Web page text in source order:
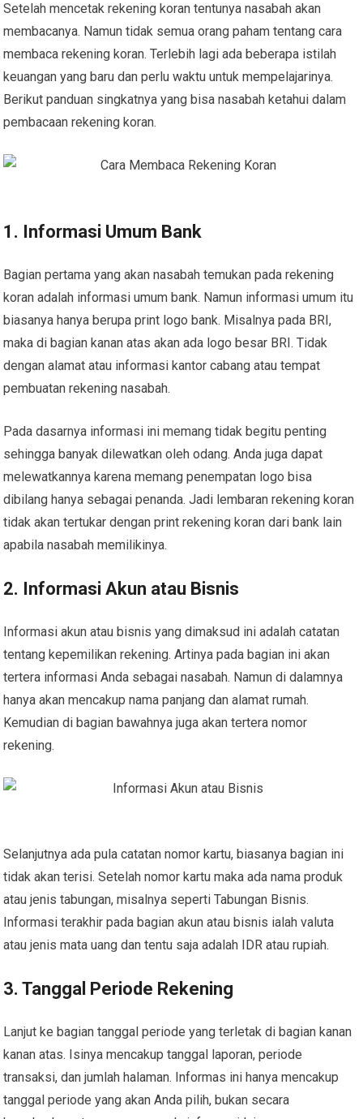
Setelah mencetak rekening koran tentunya nasabah akan
membacanya. Namun tidak semua orang paham tentang cara
membaca rekening koran. Terlebih lagi ada beberapa istilah
keuangan yang baru dan perlu waktu untuk mempelajarinya.
Berikut panduan singkatnya yang bisa nasabah ketahui dalam
pembacaan rekening koran.
1. Informasi Umum Bank
Bagian pertama yang akan nasabah temukan pada rekening
koran adalah informasi umum bank. Namun informasi umum itu
biasanya hanya berupa print logo bank. Misalnya pada BRI,
maka di bagian kanan atas akan ada logo besar BRI. Tidak
dengan alamat atau informasi kantor cabang atau tempat
pembuatan rekening nasabah.
Pada dasarnya informasi ini memang tidak begitu penting
sehingga banyak dilewatkan oleh odang. Anda juga dapat
melewatkannya karena memang penempatan logo bisa
dibilang hanya sebagai penanda. Jadi lembaran rekening koran
tidak akan tertukar dengan print rekening koran dari bank lain
apabila nasabah memilikinya.
2. Informasi Akun atau Bisnis
Informasi akun atau bisnis yang dimaksud ini adalah catatan
tentang kepemilikan rekening. Artinya pada bagian ini akan
tertera informasi Anda sebagai nasabah. Namun di dalamnya
hanya akan mencakup nama panjang dan alamat rumah.
Kemudian di bagian bawahnya juga akan tertera nomor
rekening.
Selanjutnya ada pula catatan nomor kartu, biasanya bagian ini
tidak akan terisi. Setelah nomor kartu maka ada nama produk
atau jenis tabungan, misalnya seperti Tabungan Bisnis.
Informasi terakhir pada bagian akun atau bisnis ialah valuta
atau jenis mata uang dan tentu saja adalah IDR atau rupiah.
3. Tanggal Periode Rekening
Lanjut ke bagian tanggal periode yang terletak di bagian kanan
kanan atas. Isinya mencakup tanggal laporan, periode
transaksi, dan jumlah halaman. Informas ini hanya mencakup
tanggal periode yang akan Anda pilih, bukan secara